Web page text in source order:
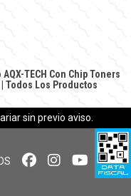
TECH Con Chip Toners
Todos Los Productos
sin previo aviso.